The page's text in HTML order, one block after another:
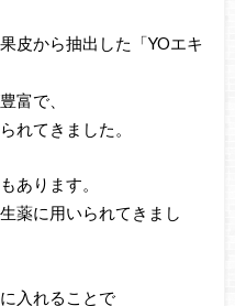
皮から抽出した「YOエキ
富で、
れてきました。
あります。
薬に用いられてきまし
入れることで